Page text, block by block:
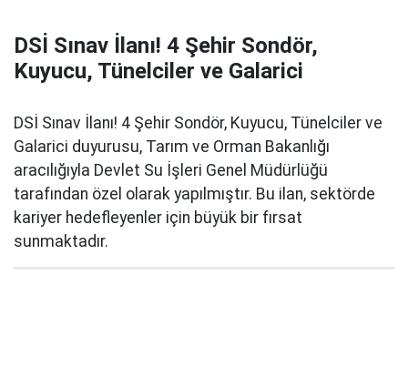
DSİ Sınav İlanı! 4 Şehir Sondör,
Kuyucu, Tünelciler ve Galarici
DSİ Sınav İlanı! 4 Şehir Sondör, Kuyucu, Tünelciler ve
Galarici duyurusu, Tarım ve Orman Bakanlığı
aracılığıyla Devlet Su İşleri Genel Müdürlüğü
tarafından özel olarak yapılmıştır. Bu ilan, sektörde
kariyer hedefleyenler için büyük bir fırsat
sunmaktadır.